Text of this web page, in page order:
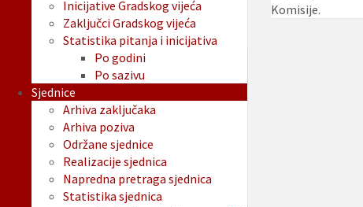
Komisije.
Inicijative Gradskog vijeća
Zaključci Gradskog vijeća
Statistika pitanja i inicijativa
Po godini
Po sazivu
Sjednice
Arhiva zaključaka
Arhiva poziva
Održane sjednice
Realizacije sjednica
Napredna pretraga sjednica
Statistika sjednica